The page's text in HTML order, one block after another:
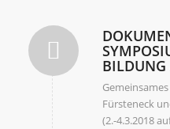
BILDUNG
Fürsteneck
(2.-4.3.2018